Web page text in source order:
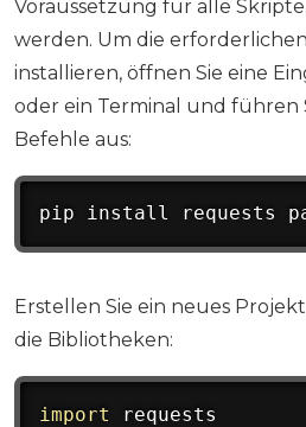
Voraussetzung für alle
werden. Um die
installieren, öffnen Sie eine
oder ein Terminal und führen
Befehle aus:
pip install requests
Erstellen Sie ein neues
die Bibliotheken:
import